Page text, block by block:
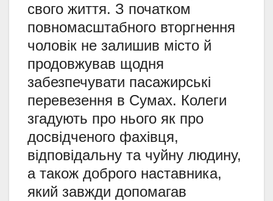
свого життя. З початком
повномасштабного вторгнення
чоловік не залишив місто й
продовжував щодня
забезпечувати пасажирські
перевезення в Сумах. Колеги
згадують про нього як про
досвідченого фахівця,
відповідальну та чуйну людину,
а також доброго наставника,
який завжди допомагав